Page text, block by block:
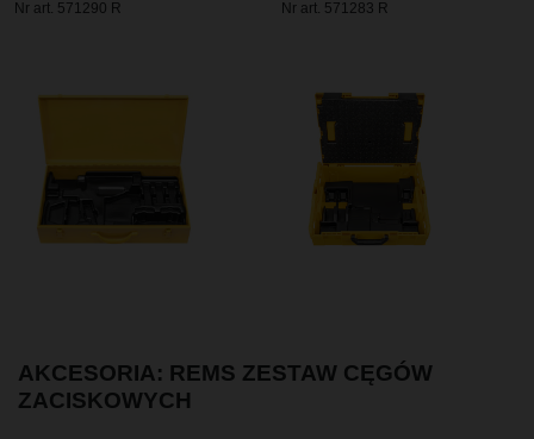
Nr art. 571290 R
Nr art. 571283 R
AKCESORIA: REMS ZESTAW CĘGÓW
ZACISKOWYCH